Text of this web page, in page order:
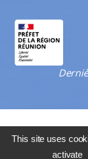
This site uses
activate